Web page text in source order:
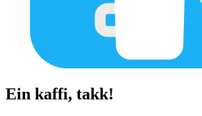
Ein kaffi, takk!